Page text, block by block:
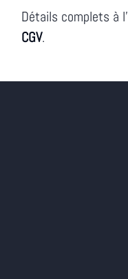
Détails complets à l'
CGV.